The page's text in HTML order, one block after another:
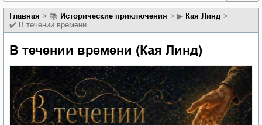
Главная 📚 исторические приключения ▶ Кая Линд
✔️ В течении времени
В течении времени (Кая Линд)